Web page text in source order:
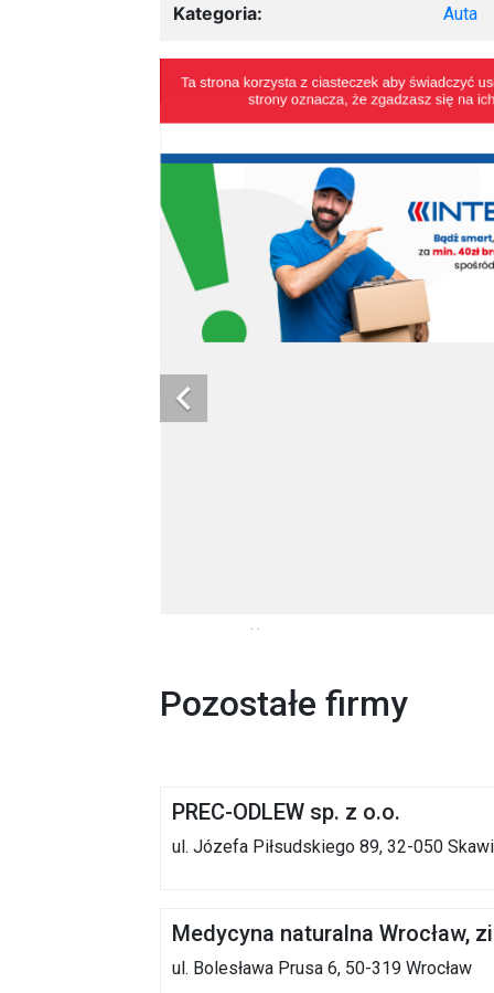
Kategoria: Auta
Pozostałe firmy
PREC-ODLEW sp. z o.o.
ul. Józefa Piłsudskiego 89, 32-050
Medycyna naturalna Wrocław,
ul. Bolesława Prusa 6, 50-319 Wrocław